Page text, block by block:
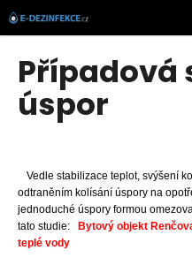
Přejít
na
obsah
Případová
úspor
Vedle stabilizace teplot, svýšení
odtraněním kolísání úspory na
jednoduché úspory formou
tato studie:
Bytový objekt
teplé vody
K
o
C
o
o
t
ř
e
b